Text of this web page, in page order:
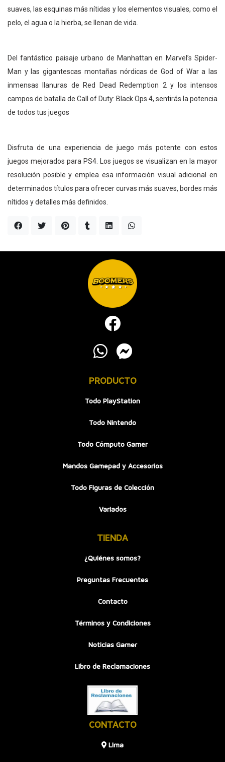
suaves, las esquinas más nítidas y los elementos visuales, como el
pelo, el agua o la hierba, se llenan de vida.
Del fantástico paisaje urbano de Manhattan en Marvel’s Spider-
Man y las gigantescas montañas nórdicas de God of War a las
inmensas llanuras de Red Dead Redemption 2 y los intensos
campos de batalla de Call of Duty: Black Ops 4, sentirás la potencia
de todos tus juegos
Disfruta de una experiencia de juego más potente con estos
juegos mejorados para PS4. Los juegos se visualizan en la mayor
resolución posible y emplea esa información visual adicional en
determinados títulos para ofrecer curvas más suaves, bordes más
nítidos y detalles más definidos.
PRODUCTO
Todo PlayStation
Todo Nintendo
Todo Cómputo Gamer
Mandos Gamepad y Accesorios
Todo Figuras de Colección
Variados
TIENDA
¿Quiénes somos?
Preguntas Frecuentes
Contacto
Términos y Condiciones
Noticias Gamer
Libro de Reclamaciones
CONTACTO
LIma